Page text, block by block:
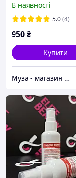
В наявності
5.0 (4)
950₴
Купити
Муза - магазин косметики